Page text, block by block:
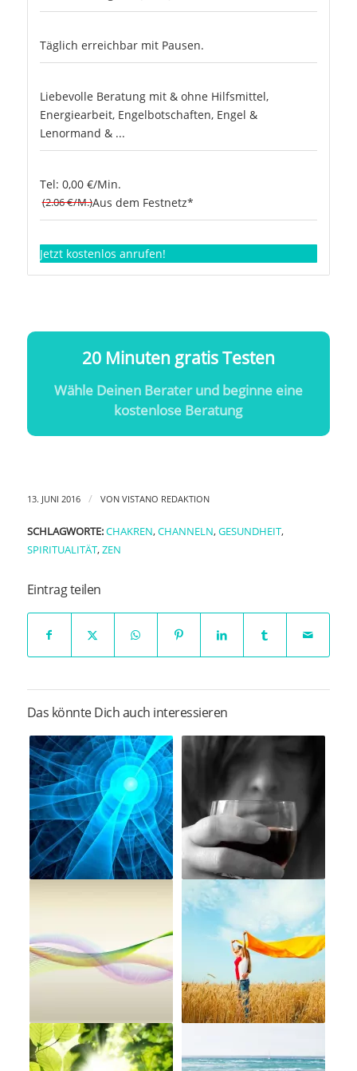
Täglich erreichbar mit Pausen.
Liebevolle Beratung mit & ohne Hilfsmittel,
Energiearbeit, Engelbotschaften, Engel &
Lenormand & ...
Tel: 0,00 €/Min.
(2.06 €/M.)Aus dem Festnetz*
Jetzt kostenlos anrufen!
20 Minuten gratis Testen
Wähle Deinen Berater und beginne eine
kostenlose Beratung
13. JUNI 2016 / VON VISTANO REDAKTION
SCHLAGWORTE: CHAKREN,CHANNELN,GESUNDHEIT,
SPIRITUALITÄT,ZEN
Eintrag teilen
Das könnte Dich auch interessieren